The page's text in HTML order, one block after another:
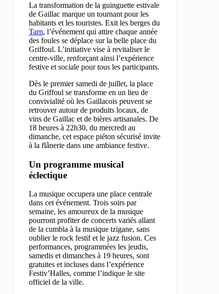
La transformation de la guinguette estivale
de Gaillac marque un tournant pour les
habitants et les touristes. Exit les berges du
Tarn, l’événement qui attire chaque année
des foules se déplace sur la belle place du
Griffoul. L’initiative vise à revitaliser le
centre-ville, renforçant ainsi l’expérience
festive et sociale pour tous les participants.
Dès le premier samedi de juillet, la place
du Griffoul se transforme en un lieu de
convivialité où les Gaillacois peuvent se
retrouver autour de produits locaux, de
vins de Gaillac et de bières artisanales. De
18 heures à 22h30, du mercredi au
dimanche, cet espace piéton sécurisé invite
à la flânerie dans une ambiance festive.
Un programme musical
éclectique
La musique occupera une place centrale
dans cet événement. Trois soirs par
semaine, les amoureux de la musique
pourront profiter de concerts variés allant
de la cumbia à la musique tzigane, sans
oublier le rock festif et le jazz fusion. Ces
performances, programmées les jeudis,
samedis et dimanches à 19 heures, sont
gratuites et incluses dans l’expérience
Festiv’Halles, comme l’indique le site
officiel de la ville.